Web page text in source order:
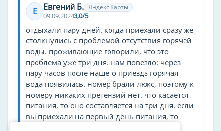
Туристы, отдыхающие в «Подъельниках»,
смогут, кроме всего прочего, активно
заниматься спортом. Для этих целей в
санаторном комплексе оборудованы
спортивный и тренажерный залы, площадка
для пляжного волейбола, установлены столы
для пинг-понга. Кроме того, для гостей
санатория, в зимний период прокладываются
лыжные трассы и действует прокат
соответствующего инвентаря.
Популярные удобства
Wi-Fi
Е Евгений Б. Яндекс Карты
09.09.20243,0/5
отдыхали пару дней. когда приехали сразу же
столкнулись с проблемой отсутствия горячей
воды. проживающие говорили, что это
проблема уже три дня. нам повезло: через
пару часов после нашего приезда горячая
вода появилась. номер брали люкс, поэтому к
номеру никаких претензий нет. что касается
питания, то оно составляется на три дня. если
вы приехали на первый день питания, то